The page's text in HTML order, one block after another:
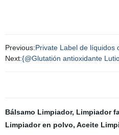
Previous:Private Label de líquidos
Next:{@Glutatión antioxidante
Bálsamo Limpiador, Limpiador
Limpiador en polvo, Aceite